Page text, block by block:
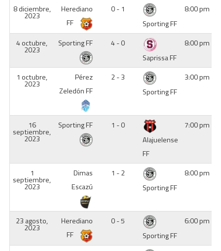
8 diciembre,
2023
Herediano
FF
0 - 1
Sporting FF
8:00 pm
4 octubre,
2023
Sporting FF
4 - 0
Saprissa FF
8:00 pm
1 octubre,
2023
Pérez
Zeledón FF
2 - 3
Sporting FF
3:00 pm
16
septiembre,
2023
Sporting FF
1 - 0
Alajuelense
FF
7:00 pm
1
septiembre,
2023
Dimas
Escazú
1 - 2
Sporting FF
8:00 pm
23 agosto,
2023
Herediano
FF
0 - 5
Sporting FF
6:00 pm